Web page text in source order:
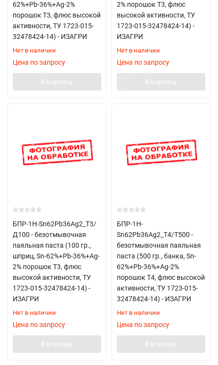
62%+Pb-36%+Ag-2%
порошок Т3, флюс высокой
активности, ТУ 1723-015-
32478424-14) - ИЗАГРИ
Нет в наличии
Цена по запросу
В корзину
2% порошок Т3, флюс
высокой активности, ТУ
1723-015-32478424-14) -
ИЗАГРИ
Нет в наличии
Цена по запросу
В корзину
БПР-1Н-Sn62Pb36Ag2_Т3/
Д100 - безотмывочная
паяльная паста (100 гр.,
шприц, Sn-62%+Pb-36%+Ag-
2% порошок Т3, флюс
высокой активности, ТУ
1723-015-32478424-14) -
ИЗАГРИ
Нет в наличии
Цена по запросу
В корзину
БПР-1Н-
Sn62Pb36Ag2_Т4/T500 -
безотмывочная паяльная
паста (500 гр., банка, Sn-
62%+Pb-36%+Ag-2%
порошок Т4, флюс высокой
активности, ТУ 1723-015-
32478424-14) - ИЗАГРИ
Нет в наличии
Цена по запросу
В корзину